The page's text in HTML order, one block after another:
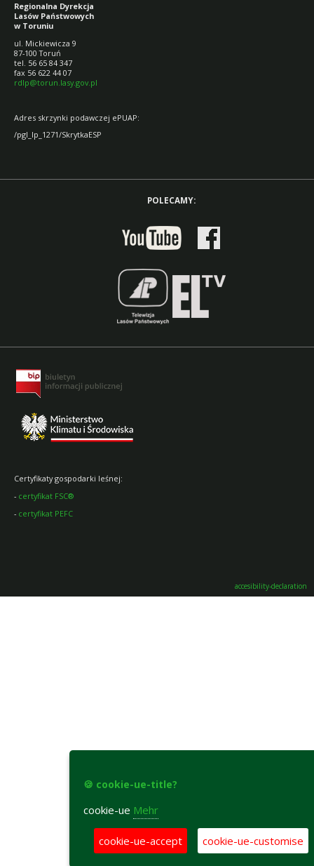
Regionalna Dyrekcja
Lasów Państwowych
w Toruniu
ul. Mickiewicza 9
87-100 Toruń
tel. 56 65 84 347
fax 56 622 44 07
rdlp@torun.lasy.gov.pl
Adres skrzynki podawczej ePUAP:
/pgl_lp_1271/SkrytkaESP
POLECAMY:
Certyfikaty gospodarki leśnej:
- certyfikat FSC®
- certyfikat PEFC
accesibility-declaration
🍪 cookie-ue-title?
cookie-ue Mehr
cookie-ue-accept cookie-ue-customise